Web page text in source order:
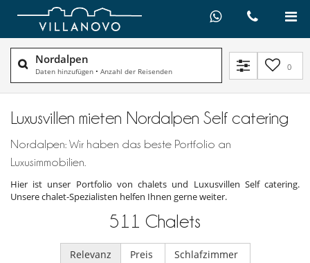
Nordalpen
Daten hinzufügen • Anzahl der Reisenden 0
Luxusvillen mieten Nordalpen Self catering
Nordalpen: Wir haben das beste Portfolio an
Luxusimmobilien.
Hier ist unser Portfolio von chalets und Luxusvillen Self catering.
Unsere chalet-Spezialisten helfen Ihnen gerne weiter.
511 Chalets
Relevanz Preis Schlafzimmer